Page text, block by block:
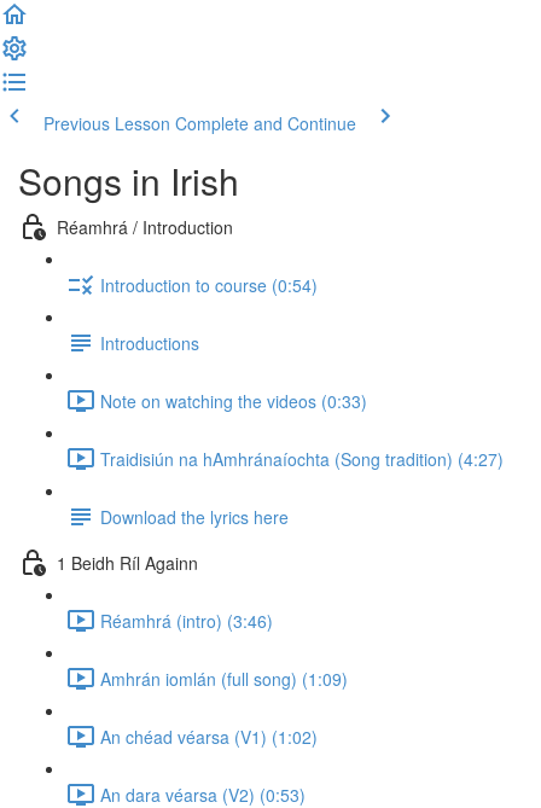
Previous Lesson Complete and Continue
Songs in Irish
Réamhrá / Introduction
Introduction to course (0:54)
Introductions
Note on watching the videos (0:33)
Traidisiún na hAmhránaíochta (Song tradition) (4:27)
Download the lyrics here
1 Beidh Ríl Againn
Réamhrá (intro) (3:46)
Amhrán iomlán (full song) (1:09)
An chéad véarsa (V1) (1:02)
An dara véarsa (V2) (0:53)